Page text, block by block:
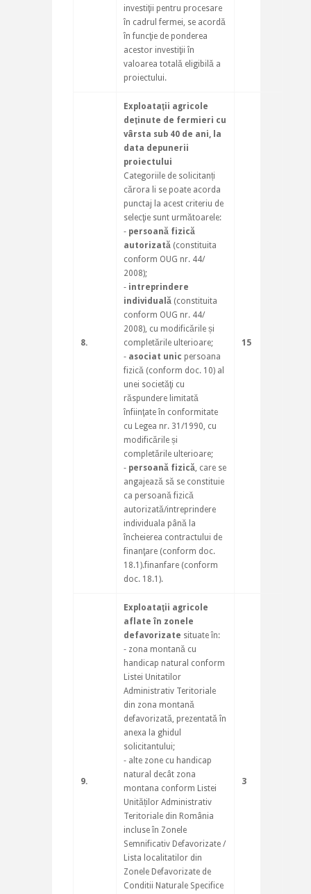
investiţii pentru procesare
în cadrul fermei, se acordă
în funcţie de ponderea
acestor investiţii în
valoarea totală eligibilă a
proiectului.
8.
Exploataţii agricole
deţinute de fermieri cu
vârsta sub 40 de ani, la
data depunerii
proiectului
Categoriile de solicitanți
cărora li se poate acorda
punctaj la acest criteriu de
selecţie sunt următoarele:
‐ persoană fizică
autorizată (constituita
conform OUG nr. 44/
2008);
‐ intreprindere
individuală (constituita
conform OUG nr. 44/
2008), cu modificările și
completările ulterioare;
‐ asociat unic persoana
fizică (conform doc. 10) al
unei societăţi cu
răspundere limitată
înfiinţate în conformitate
cu Legea nr. 31/1990, cu
modificările și
completările ulterioare;
‐ persoană fizică, care se
angajează să se constituie
ca persoană fizică
autorizată/intreprindere
individuala până la
încheierea contractului de
finanţare (conform doc.
18.1).finanfare (conform
doc. 18.1).
15
9.
Exploataţii agricole
aflate în zonele
defavorizate situate în:
‐ zona montană cu
handicap natural conform
Listei Unitatilor
Administrativ Teritoriale
din zona montană
defavorizată, prezentată în
anexa la ghidul
solicitantului;
‐ alte zone cu handicap
natural decât zona
montana conform Listei
Unităților Administrativ
Teritoriale din România
incluse în Zonele
Semnificativ Defavorizate /
Lista localitatilor din
Zonele Defavorizate de
Conditii Naturale Specifice
3